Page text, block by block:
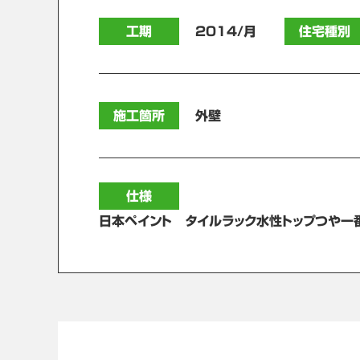
工期 2014/月 住宅種別
施工箇所 外壁
仕様
日本ペイント タイルラック水性トップつや一